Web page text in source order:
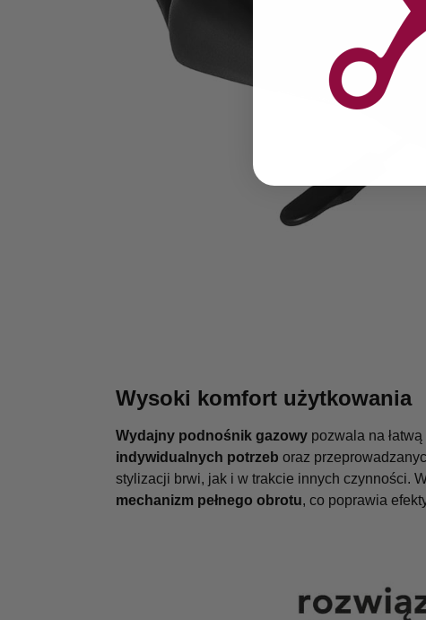
Wysoki komfort użytkowania
Wydajny podnośnik gazowypozwala na
indywidualnych potrzeb oraz
stylizacji brwi, jak i w trakcie innych czynności.
mechanizm pełnego obrotu, co poprawia